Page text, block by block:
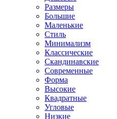
Размеры
Большие
Маленькие
Стиль
Минимализм
Классические
Скандинавские
Современные
Форма
Высокие
Квадратные
Угловые
Низкие